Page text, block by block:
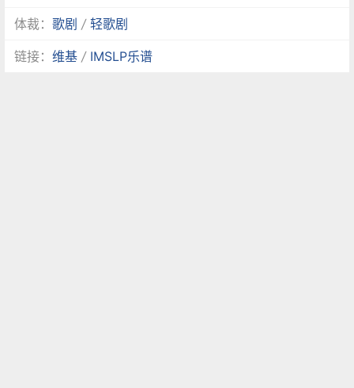
体裁：歌剧 /轻歌剧
链接：维基 / IMSLP乐谱